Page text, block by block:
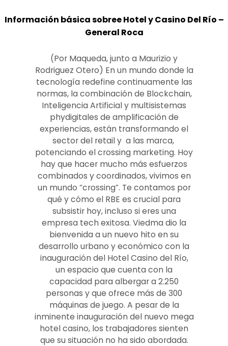
Información básica sobree Hotel y Casino Del Río –
General Roca
(Por Maqueda, junto a Maurizio y
Rodriguez Otero) En un mundo donde la
tecnología redefine continuamente las
normas, la combinación de Blockchain,
Inteligencia Artificial y multisistemas
phydigitales de amplificación de
experiencias, están transformando el
sector del retail y a las marca,
potenciando el crossing marketing. Hoy
hay que hacer mucho más esfuerzos
combinados y coordinados, vivimos en
un mundo “crossing”. Te contamos por
qué y cómo el RBE es crucial para
subsistir hoy, incluso si eres una
empresa tech exitosa. Viedma dio la
bienvenida a un nuevo hito en su
desarrollo urbano y económico con la
inauguración del Hotel Casino del Río,
un espacio que cuenta con la
capacidad para albergar a 2.250
personas y que ofrece más de 300
máquinas de juego. A pesar de la
inminente inauguración del nuevo mega
hotel casino, los trabajadores sienten
que su situación no ha sido abordada.